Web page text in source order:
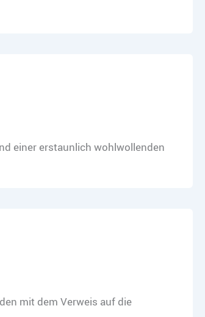
einer erstaunlich wohlwollenden
mit dem Verweis auf die